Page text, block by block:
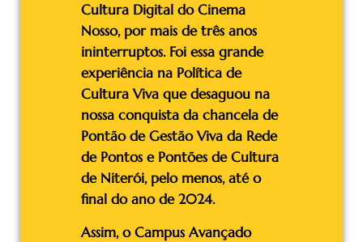
Cultura Digital do Cinema
Nosso, por mais de três anos
ininterruptos. Foi essa grande
experiência na Política de
Cultura Viva que desaguou na
nossa conquista da chancela de
Pontão de Gestão Viva da Rede
de Pontos e Pontões de Cultura
de Niterói, pelo menos, até o
final do ano de 2024.
Assim, o Campus Avançado